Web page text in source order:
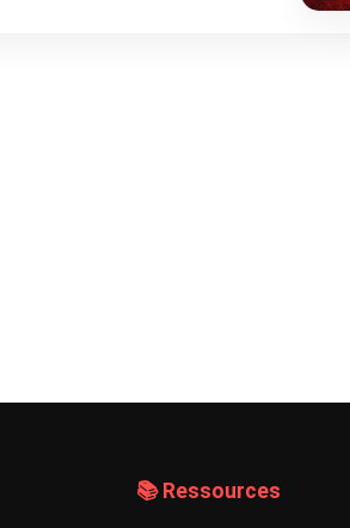
📚 Ressources